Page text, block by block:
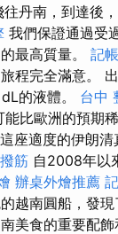
往丹南，到達後
我們保證通過受
最高質量。 記
程完全滿意。
dL的液體。 台中
比歐洲的預期
這座適度的伊朗
筋 自2008年以
辦桌外燴推薦
越南圓船，發
美食的重要配